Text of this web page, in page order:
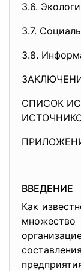
3.6.
3.7.
3.8.
СПИСОК
ВВЕДЕНИЕ
Как